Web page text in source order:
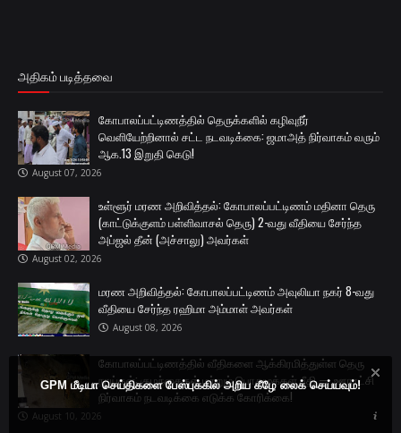
அதிகம் படித்தவை
கோபாலப்பட்டிணத்தில் தெருக்களில் கழிவுநீர்
வெளியேற்றினால் சட்ட நடவடிக்கை: ஜமாஅத் நிர்வாகம் வரும்
ஆக.13 இறுதி கெடு!
August 07, 2026
உள்ளூர் மரண அறிவித்தல்: கோபாலப்பட்டிணம் மதினா தெரு
(காட்டுக்குளம் பள்ளிவாசல் தெரு) 2-வது வீதியை சேர்ந்த
அப்ஜல் தீன் (அச்சாலு) அவர்கள்
August 02, 2026
மரண அறிவித்தல்: கோபாலப்பட்டிணம் அவுலியா நகர் 8-வது
வீதியை சேர்ந்த ரஹிமா அம்மாள் அவர்கள்
August 08, 2026
கோபாலப்பட்டிணத்தில் வீதிகளை ஆக்கிரமித்துள்ள தெரு
நாய்கள்: குழந்தைகள் மற்றும் பொதுமக்கள் பீதி — ஊராட்சி
நிர்வாகம் நடவடிக்கை எடுக்க கோரிக்கை!
August 10, 2026
GPM மீடியா செய்திகளை பேஸ்புக்கில் அறிய கீழே லைக் செய்யவும்!